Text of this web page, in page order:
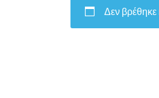
Δεν βρέθηκε